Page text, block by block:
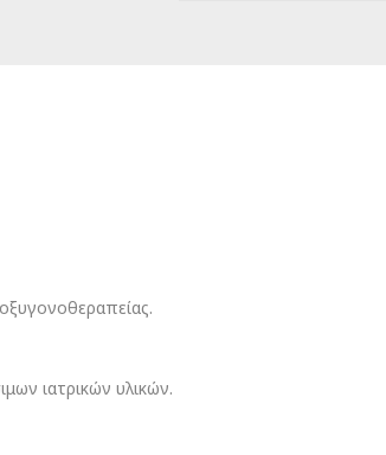
ιατρικών υλικών.